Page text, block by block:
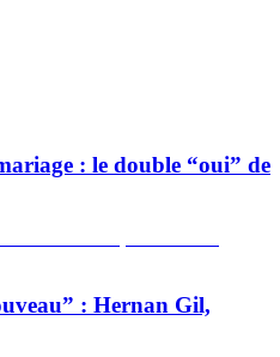
: le double “oui” de
: Hernan Gil,